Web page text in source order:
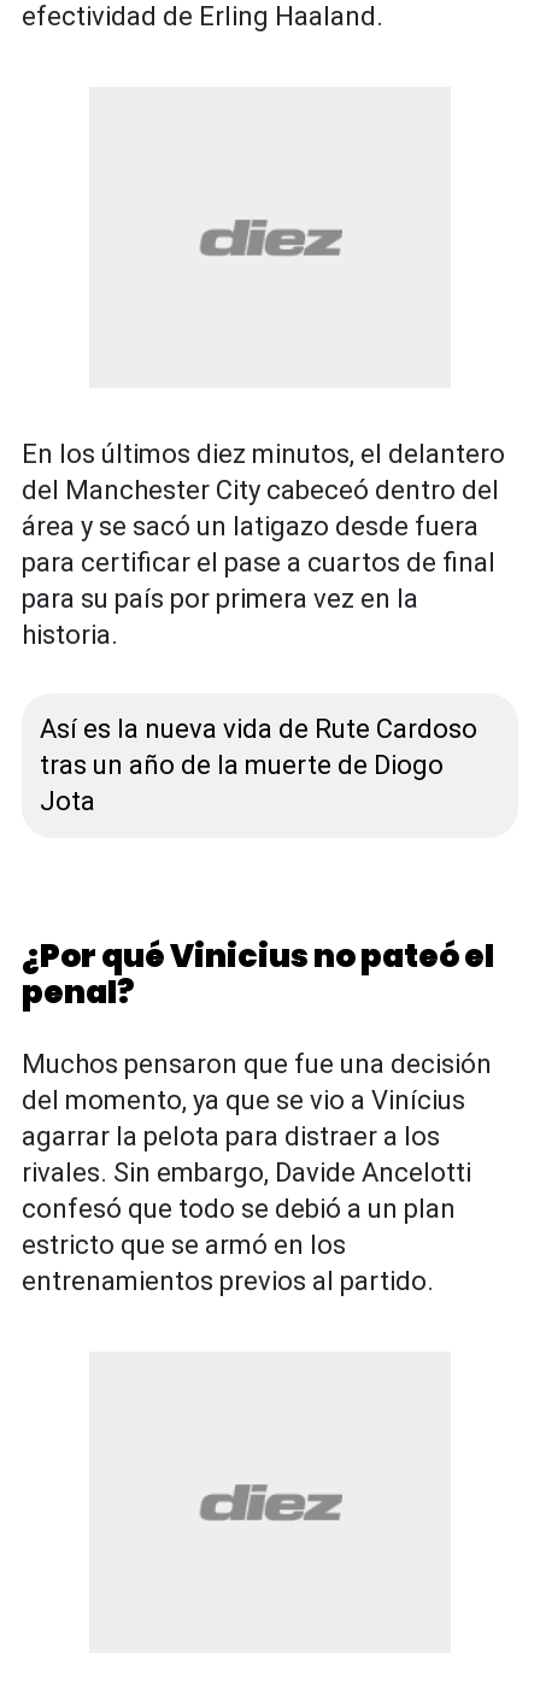
efectividad de Erling Haaland.
En los últimos diez minutos, el delantero
del Manchester City cabeceó dentro del
área y se sacó un latigazo desde fuera
para certificar el pase a cuartos de final
para su país por primera vez en la
historia.
Así es la nueva vida de Rute Cardoso
tras un año de la muerte de Diogo
Jota
¿Por qué Vinicius no pateó el
penal?
Muchos pensaron que fue una decisión
del momento, ya que se vio a Vinícius
agarrar la pelota para distraer a los
rivales. Sin embargo, Davide Ancelotti
confesó que todo se debió a un plan
estricto que se armó en los
entrenamientos previos al partido.